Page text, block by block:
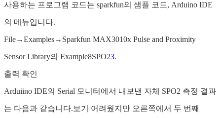
사용하는 프로그램 코드는 sparkfun의 샘플 코드, Arduino IDE
의 메뉴입니다.
File→Examples→Sparkfun MAX3010x Pulse and Proximity
Sensor Library의 Example8SPO23.
출력 확인
Arduiino IDE의 Serial 모니터에서 내보낸 자체 SPO2 측정 결과
는 다음과 같습니다.보기 어려웠지만 오른쪽에서 두 번째